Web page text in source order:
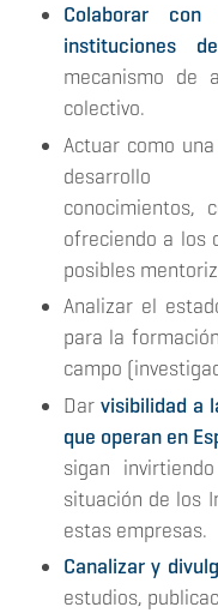
Colaborar
instituciones
mecanismo de
colectivo.
Actuar como una
desarrollo
conocimientos,
ofreciendo a los
posibles
Analizar el
para la
campo
Dar visibilidad a
que operan en
sigan
situación de los
estas empresas.
Canalizar y
estudios,